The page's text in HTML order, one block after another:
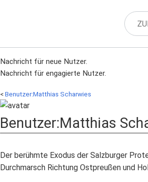
Nachricht für neue Nutzer.
Nachricht für engagierte Nutzer.
< Benutzer:Matthias Scharwies
Benutzer:Matthias
Der berühmte Exodus der Salzburger
Durchmarsch Richtung Ostpreußen und